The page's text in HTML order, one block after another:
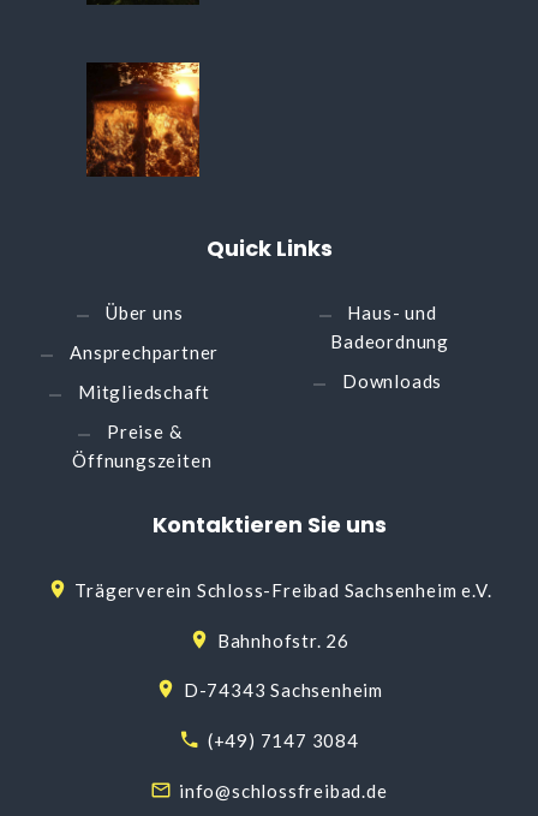
Quick Links
Über uns
Ansprechpartner
Mitgliedschaft
Preise &
Öffnungszeiten
Haus- und
Badeordnung
Downloads
Kontaktieren Sie uns
Trägerverein Schloss-Freibad Sachsenheim e.V.
Bahnhofstr. 26
D-74343 Sachsenheim
(+49) 7147 3084
info@schlossfreibad.de